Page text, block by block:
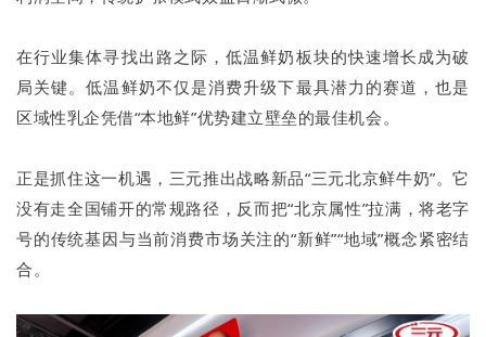
在行业集体寻找出路之际，低温鲜奶板块的快速增长成为破
局关键。低温鲜奶不仅是消费升级下最具潜力的赛道，也是
区域性乳企凭借“本地鲜”优势建立壁垒的最佳机会。
正是抓住这一机遇，三元推出战略新品“三元北京鲜牛奶”。它
没有走全国铺开的常规路径，反而把“北京属性”拉满，将老字
号的传统基因与当前消费市场关注的“新鲜”“地域”概念紧密结
合。